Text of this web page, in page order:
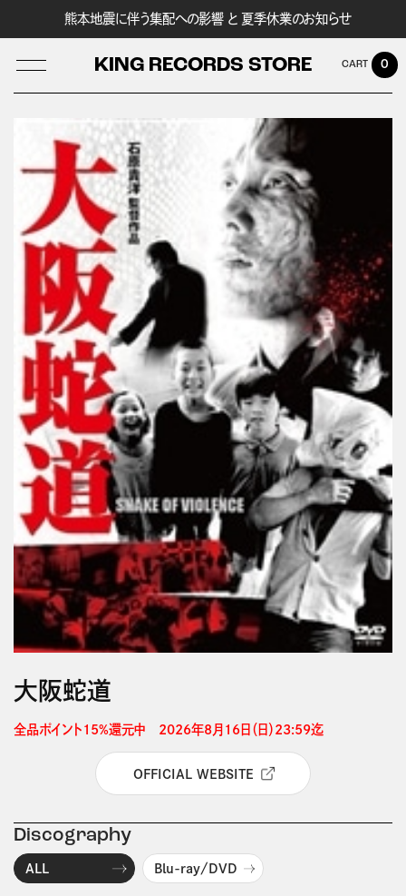
熊本地震に伴う集配への影響 と 夏季休業のお知らせ
KING RECORDS STORE
LOG IN
0
大阪蛇道
全品ポイント15%還元中　2026年8月16日（日）23:59迄
OFFICIAL WEBSITE
Discography
ALL Blu-ray/DVD